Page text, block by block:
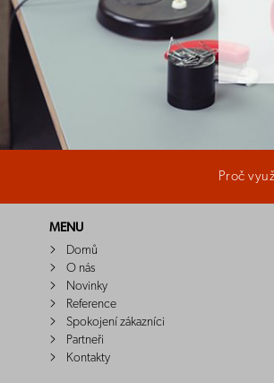
Proč
MENU
Domů
O nás
Novinky
Reference
Spokojení zákazníci
Partneři
Kontakty